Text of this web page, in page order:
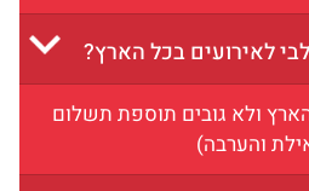
לאירועים בכל הארץ?
ולא גובים תוספת תשלום
והערבה)